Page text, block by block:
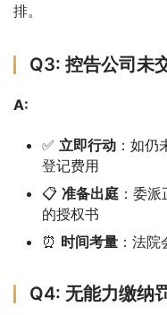
排。
Q3: 控告公司未
A:
✅ 立即行动 ：如
登记费用
📋 准备出庭 ：委
的授权书
⏰ 时间考量 ：法
Q4: 无能力缴纳